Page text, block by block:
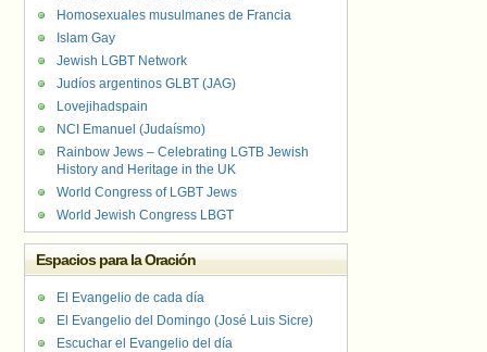
Homosexuales musulmanes de Francia
Islam Gay
Jewish LGBT Network
Judíos argentinos GLBT (JAG)
Lovejihadspain
NCI Emanuel (Judaísmo)
Rainbow Jews – Celebrating LGTB Jewish
History and Heritage in the UK
World Congress of LGBT Jews
World Jewish Congress LBGT
Espacios para la Oración
El Evangelio de cada día
El Evangelio del Domingo (José Luis Sicre)
Escuchar el Evangelio del día